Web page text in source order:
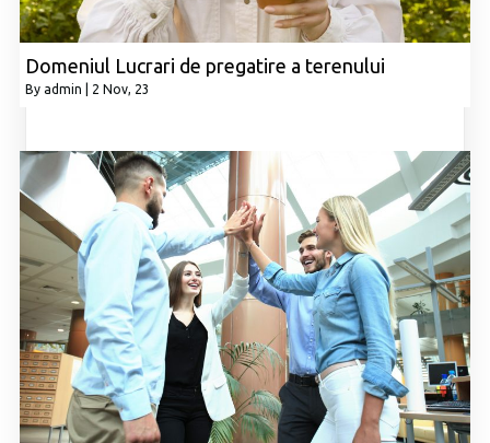
Domeniul Lucrari de pregatire a terenului
By admin 2 Nov, 23